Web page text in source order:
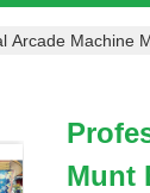
Arcade Machine
Munt